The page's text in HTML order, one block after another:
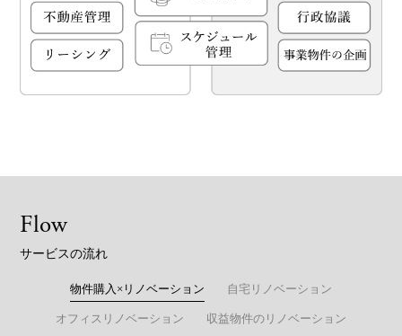
Flow
サービスの流れ
物件購入×リノベーション 自宅リノベーション
オフィスリノベーション 収益物件のリノベーション